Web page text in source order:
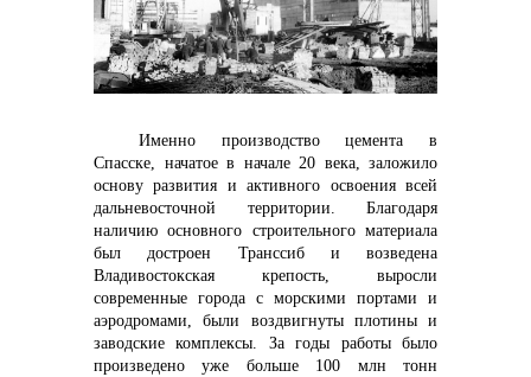
контакты отдела закупок
Именно производство цемента в
Спасске, начатое в начале 20 века, заложило
основу развития и активного освоения всей
дальневосточной территории. Благодаря
наличию основного строительного материала
был достроен Транссиб и возведена
Владивостокская крепость, выросли
современные города с морскими портами и
аэродромами, были воздвигнуты плотины и
заводские комплексы. За годы работы было
произведено уже больше 100 млн тонн